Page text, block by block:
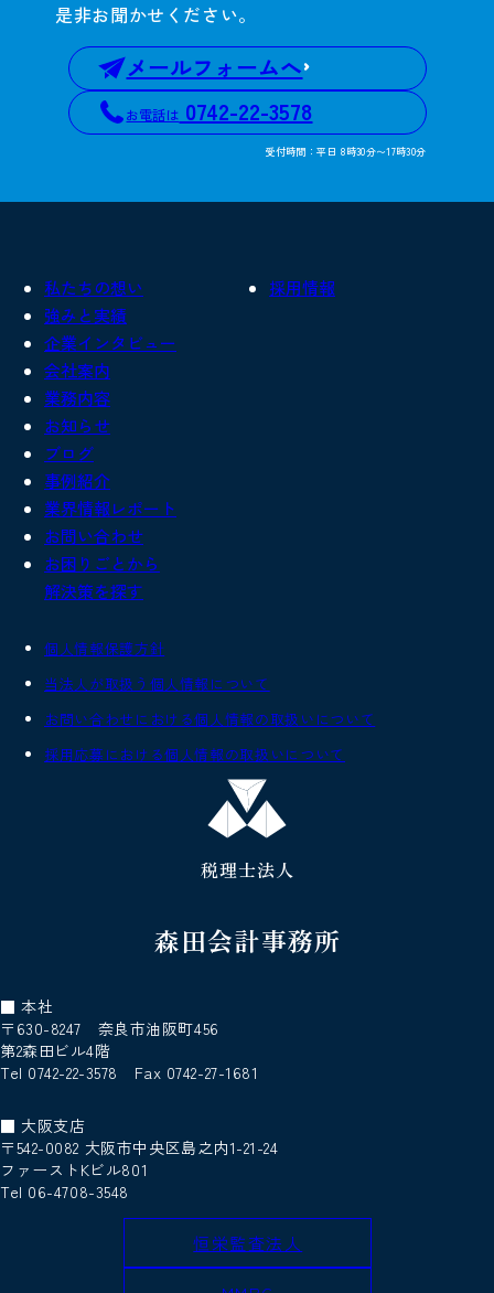
是非お聞かせください。
メールフォームへ
お電話は 0742-22-3578
受付時間：平日 8時30分〜17時30分
私たちの想い
強みと実績
企業インタビュー
会社案内
業務内容
お知らせ
ブログ
事例紹介
業界情報レポート
お問い合わせ
お困りごとから
解決策を探す
採用情報
個人情報保護方針
当法人が取扱う個人情報について
お問い合わせにおける個人情報の取扱いについて
採用応募における個人情報の取扱いについて
森田会計事務所
税理士法人
■ 本社
〒630-8247 奈良市油阪町456
第2森田ビル4階
Tel 0742-22-3578 Fax 0742-27-1681
■ 大阪支店
〒542-0082 大阪市中央区島之内1-21-24
ファーストKビル801
Tel 06-4708-3548
恒栄監査法人